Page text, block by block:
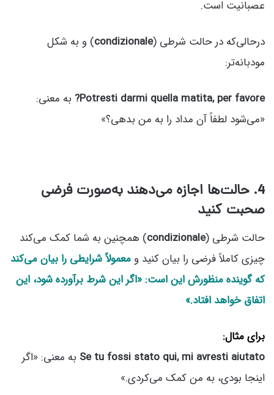
عصبانیت است.
درحالی‌که در حالت شرطی (condizionale) و به شکل
مودبانه‌تر:
Potresti darmi quella matita, per favore? به معنی:
«می‌شود لطفاً آن مداد را به من بدهی؟»
4. حالت‌ها اجازه می‌دهند به‌صورت فرضی
صحبت کنید
حالت شرطی (condizionale) همچنین به شما کمک می‌کند
چیزی کاملاً فرضی را بیان کنید و معمولاً شرایطی را بیان می‌کند
که گوینده منظورش این است: «اگر این شرط برآورده شود، این
اتفاق خواهد افتاد.»
برای مثال:
Se tu fossi stato qui, mi avresti aiutato به معنی: «اگر
اینجا بودی، به من کمک می‌کردی.»